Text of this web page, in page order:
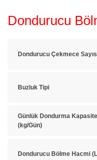
Dondurucu
Dondurucu Çekmece
Buzluk Tipi
Günlük Dondurma
(kg/Gün)
Dondurucu Bölme Hacmi